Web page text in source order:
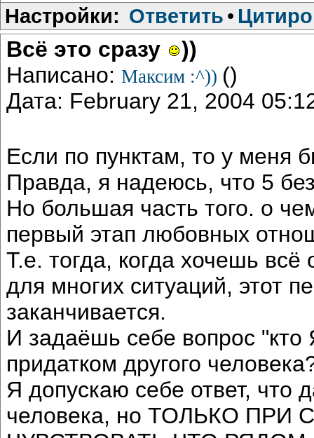
Настройки: Ответить •
Всё это сразу
))
Написано: Максим :^)) ()
Дата: February 21, 2004
Если по пунктам, то у меня
Правда, я надеюсь, что 5
Но большая часть того. о
первый этап любовных
Т.е. тогда, когда хочешь
для многих ситуаций, этот
заканчивается.
И задаёшь себе вопрос
придатком другого
Я допускаю себе ответ, что
человека, но ТОЛЬКО ПРИ